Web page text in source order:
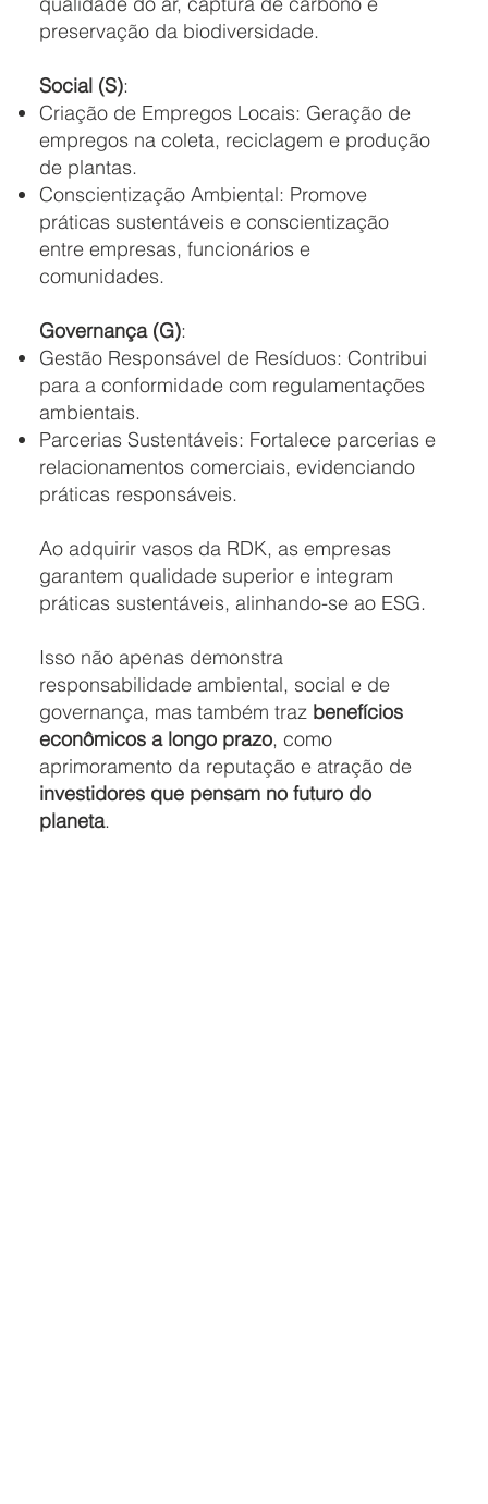
preservação da biodiversidade.
Social (S):
Criação de Empregos Locais: Geração de
empregos na coleta, reciclagem e produção
de plantas.
Conscientização Ambiental: Promove
práticas sustentáveis e conscientização
entre empresas, funcionários e
comunidades.
Governança (G):
Gestão Responsável de Resíduos: Contribui
para a conformidade com regulamentações
ambientais.
Parcerias Sustentáveis: Fortalece parcerias e
relacionamentos comerciais, evidenciando
práticas responsáveis.
Ao adquirir vasos da RDK, as empresas
garantem qualidade superior e integram
práticas sustentáveis, alinhando-se ao ESG.
Isso não apenas demonstra
responsabilidade ambiental, social e de
governança, mas também traz benefícios
econômicos a longo prazo, como
aprimoramento da reputação e atração de
investidores que pensam no futuro do
planeta.